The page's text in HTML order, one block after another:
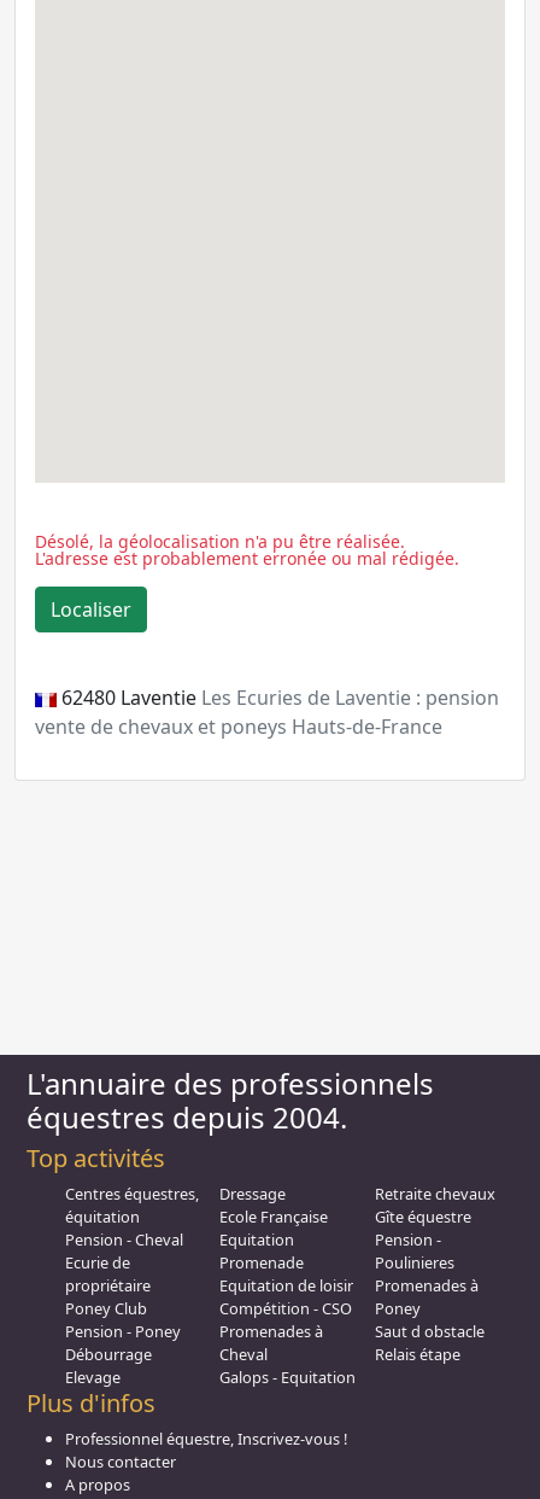
Désolé, la géolocalisation n'a pu être réalisée.
L'adresse est probablement erronée ou mal rédigée.
62480 Laventie Les Ecuries de Laventie : pension
vente de chevaux et poneys Hauts-de-France
L'annuaire des professionnels
équestres depuis 2004.
Top activités
Centres équestres,
équitation
Pension - Cheval
Ecurie de
propriétaire
Poney Club
Pension - Poney
Débourrage
Elevage
Dressage
Ecole Française
Equitation
Promenade
Equitation de loisir
Compétition - CSO
Promenades à
Cheval
Galops - Equitation
Retraite chevaux
Gîte équestre
Pension -
Poulinieres
Promenades à
Poney
Saut d obstacle
Relais étape
Plus d'infos
Professionnel équestre, Inscrivez-vous !
Nous contacter
A propos